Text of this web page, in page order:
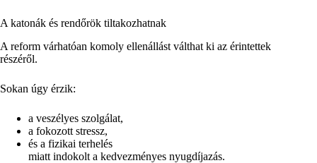
A katonák és rendőrök tiltakozhatnak
A reform várhatóan komoly ellenállást válthat ki az érintettek
részéről.
Sokan úgy érzik:
a veszélyes szolgálat,
a fokozott stressz,
és a fizikai terhelés
miatt indokolt a kedvezményes nyugdíjazás.